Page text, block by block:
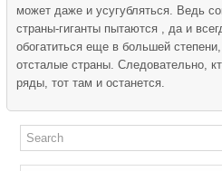
может даже и усугубляться. Ведь
страны-гиганты пытаются , да и
обогатиться еще в большей
отсталые страны. Следовательно,
ряды, тот там и останется.